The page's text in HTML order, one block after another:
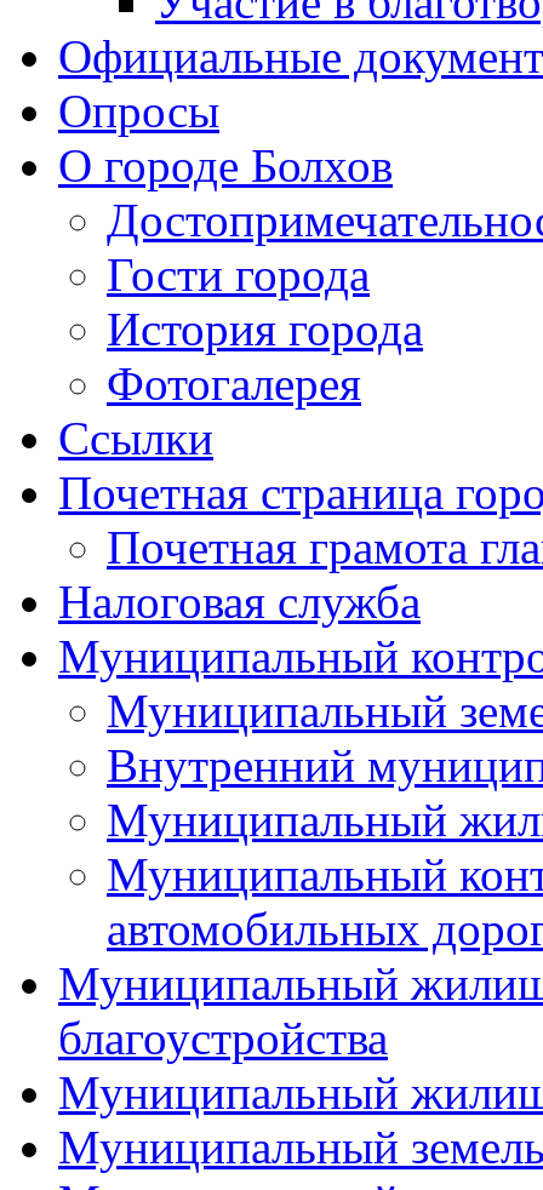
Официальные
Опросы
О городе Болхов
Гости города
История города
Фотогалерея
Ссылки
Почетная страница
Почетная грамота
Налоговая служба
Муниципальный
Муниципальный
Внутренний
Муниципальный
Муниципальный
автомобильных
Муниципальный
благоустройства
Муниципальный
Муниципальный